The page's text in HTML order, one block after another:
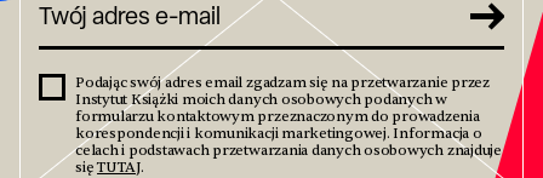
Podając swój adres email zgadzam się na przetwarzanie przez
Instytut Książki moich danych osobowych podanych w
formularzu kontaktowym przeznaczonym do prowadzenia
korespondencji i komunikacji marketingowej. Informacja o
celach i podstawach przetwarzania danych osobowych znajduje
sięTUTAJ.